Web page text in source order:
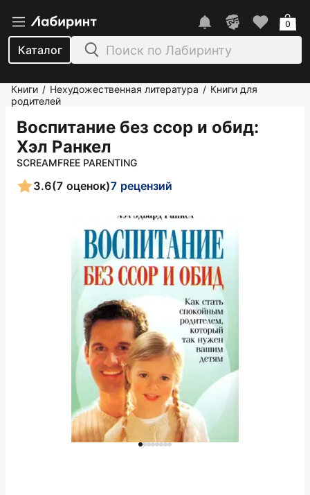
Каталог
0
Книги / Нехудожественная литература / Книги для
родителей
Воспитание без ссор и обид:
Хэл Ранкел
SCREAMFREE PARENTING
3.6(7 оценок)7 рецензий